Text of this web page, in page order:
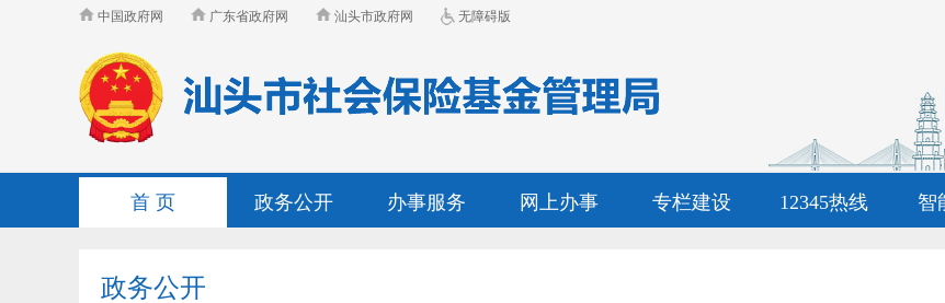
中国政府网 广东省政府网 汕头市政府网 无障碍版
首 页 政务公开 办事服务 网上办事 专栏建设 12345热线 智
政务公开